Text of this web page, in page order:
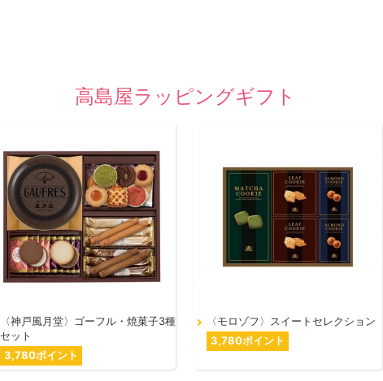
高島屋ラッピングギフト
〈神戸風月堂〉ゴーフル・焼菓子3種
セット
3,780ポイント
〈モロゾフ〉スイートセレクション
3,780ポイント